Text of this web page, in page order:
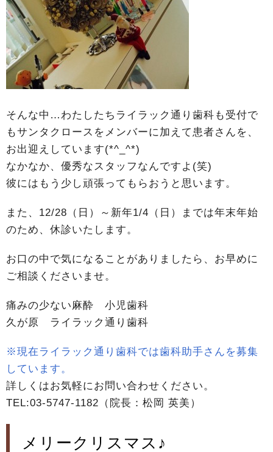
そんな中…わたしたちライラック通り歯科も受付で
もサンタクロースをメンバーに加えて患者さんを、
お出迎えしています(*^_^*)
なかなか、優秀なスタッフなんですよ(笑)
彼にはもう少し頑張ってもらおうと思います。
また、12/28（日）～新年1/4（日）までは年末年始
のため、休診いたします。
お口の中で気になることがありましたら、お早めに
ご相談くださいませ。
痛みの少ない麻酔 小児歯科
久が原 ライラック通り歯科
※現在ライラック通り歯科では歯科助手さんを募集
しています。
詳しくはお気軽にお問い合わせください。
TEL:03-5747-1182（院長：松岡 英美）
メリークリスマス♪